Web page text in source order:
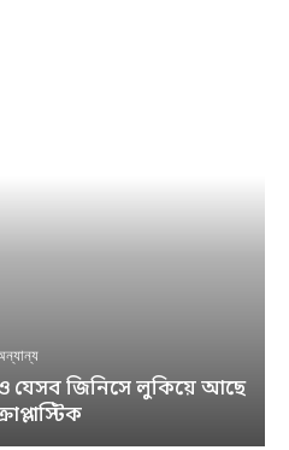
জিনিসে লুকিয়ে আছে